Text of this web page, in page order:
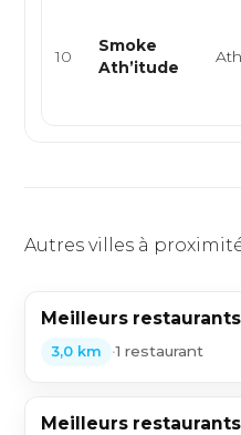
10
Smoke
Ath’itude
Ath
Autres villes à
Meilleurs
3,0 km •1 restaurant
Meilleurs